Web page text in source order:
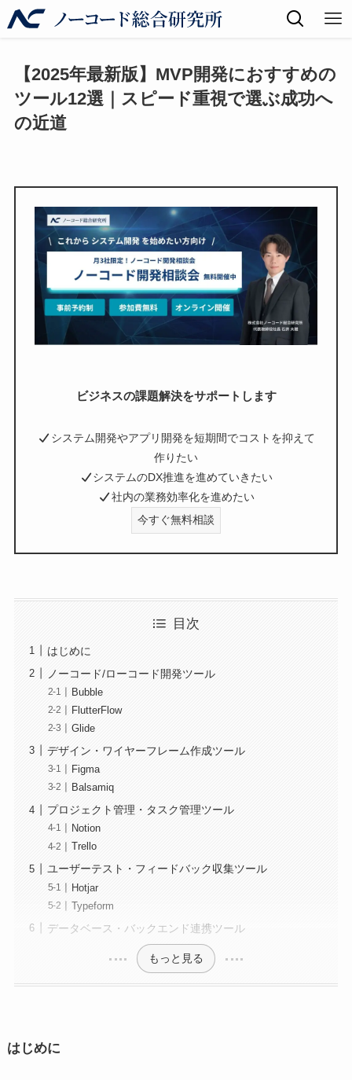
【2025年最新版】MVP開発におすすめの
ツール12選｜スピード重視で選ぶ成功へ
の近道
ビジネスの課題解決をサポートします
システム開発やアプリ開発を短期間でコストを抑えて
作りたい
システムのDX推進を進めていきたい
社内の業務効率化を進めたい
今すぐ無料相談
目次
はじめに
ノーコード/ローコード開発ツール
Bubble
FlutterFlow
Glide
デザイン・ワイヤーフレーム作成ツール
Figma
Balsamiq
プロジェクト管理・タスク管理ツール
Notion
Trello
ユーザーテスト・フィードバック収集ツール
Hotjar
Typeform
データベース・バックエンド連携ツール
もっと見る
はじめに